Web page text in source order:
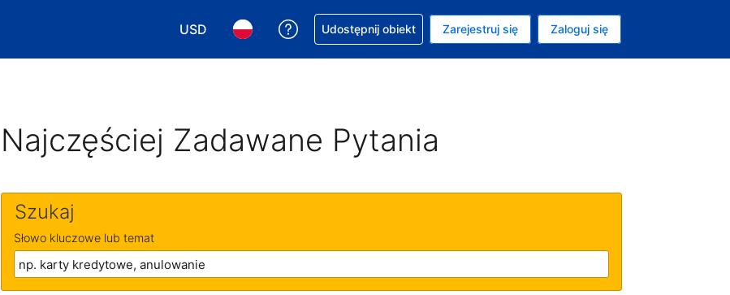
USD
Wybierz walutę. Wybrana waluta to Dolar amerykański
Wybierz język. Wybrany język to Polski
Uzyskaj pomoc w sprawie rezerwacji
Udostępnij obiekt Zarejestruj się Zaloguj się
Najczęściej Zadawane Pytania
Szukaj
Słowo kluczowe lub temat